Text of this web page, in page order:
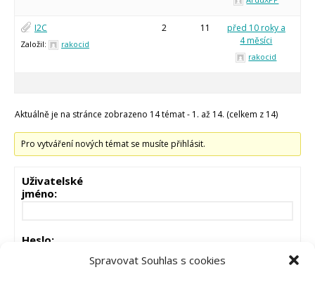
Spravovat Souhlas s cookies
I2C
Založil: rakocid
2 11
před 10 roky a
4 měsíci
rakocid
Aktuálně je na stránce zobrazeno 14 témat - 1. až 14. (celkem z 14)
Pro vytváření nových témat se musíte přihlásit.
Uživatelské
jméno:
Heslo: